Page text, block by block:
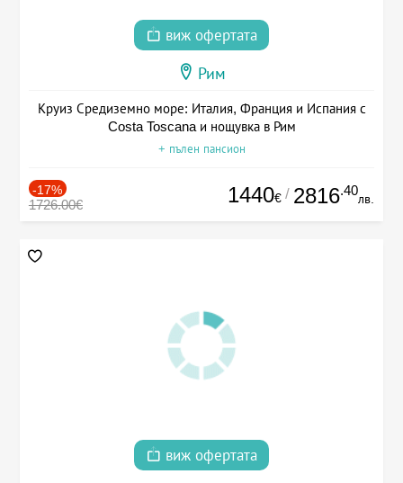
виж офертата
Рим
Круиз Средиземно море: Италия, Франция и Испания с
Costa Toscana и нощувка в Рим
+ пълен пансион
-17%
1726.00€ 1440€ / 2816.40
лв.
виж офертата